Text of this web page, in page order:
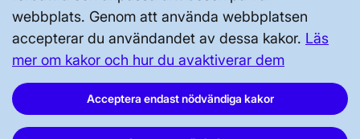
webbplats. Genom att använda webbplatsen
accepterar du användandet av dessa kakor. Läs
mer om kakor och hur du avaktiverar dem
Acceptera endast nödvändiga kakor
Svenska kraftnät, Box 1200, 172 24